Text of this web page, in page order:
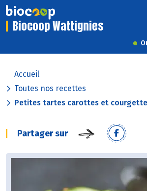
Biocoop Wattignies
Accueil
Toutes nos recettes
Petites tartes carottes et
Partager sur